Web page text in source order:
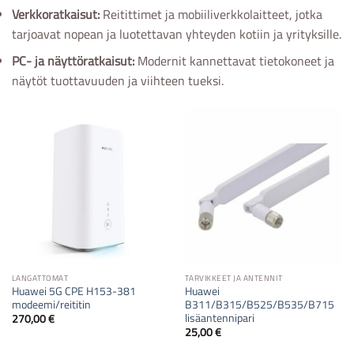
Verkkoratkaisut: Reitittimet ja mobiiliverkkolaitteet, jotka
tarjoavat nopean ja luotettavan yhteyden kotiin ja yrityksille.
PC- ja näyttöratkaisut: Modernit kannettavat tietokoneet ja
näytöt tuottavuuden ja viihteen tueksi.
LANGATTOMAT
Huawei 5G CPE H153-381
modeemi/reititin
270,00€
TARVIKKEET JA ANTENNIT
Huawei
B311/B315/B525/B535/B715
lisäantennipari
25,00€